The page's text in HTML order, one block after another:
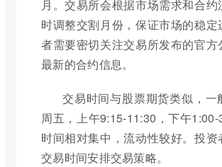
月。交易所会根据市场需求和合
时调整交割月份，保证市场的稳定
者需要密切关注交易所发布的官方
最新的合约信息。
交易时间与股票期货类似，一
周五，上午9:15-11:30，下午
时间相对集中，流动性较好。投资
交易时间安排交易策略。